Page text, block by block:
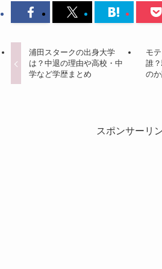
浦田スタークの出身大学
は？中退の理由や高校・中
学など学歴まとめ
モ
誰
のか
スポンサーリ